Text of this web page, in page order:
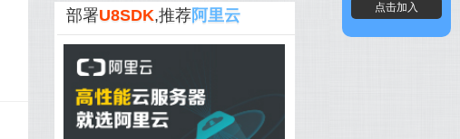
部署U8SDK,推荐阿里云
点击加入